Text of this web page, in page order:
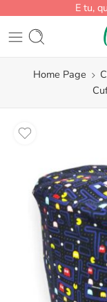
E tu,
Home Page